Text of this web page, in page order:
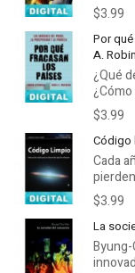
$3.99
Por
A.
¿Qué
$3.99
Código
Cada
$3.99
La